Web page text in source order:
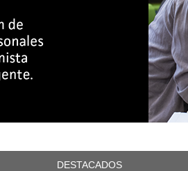
DESTACADOS